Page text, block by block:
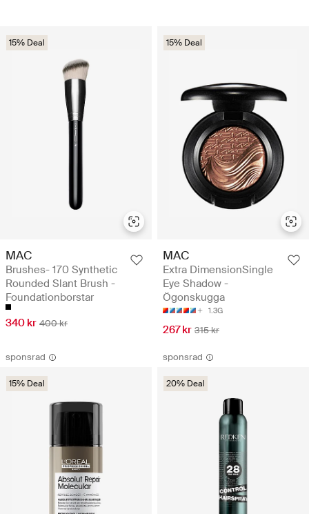
15% Deal
MAC
Brushes- 170 Synthetic
Rounded Slant Brush -
Foundationborstar
340 kr 400 kr
15% Deal
MAC
Extra DimensionSingle
Eye Shadow -
Ögonskugga
1.3G
267 kr 315 kr
sponsrad
15% Deal
sponsrad
20% Deal